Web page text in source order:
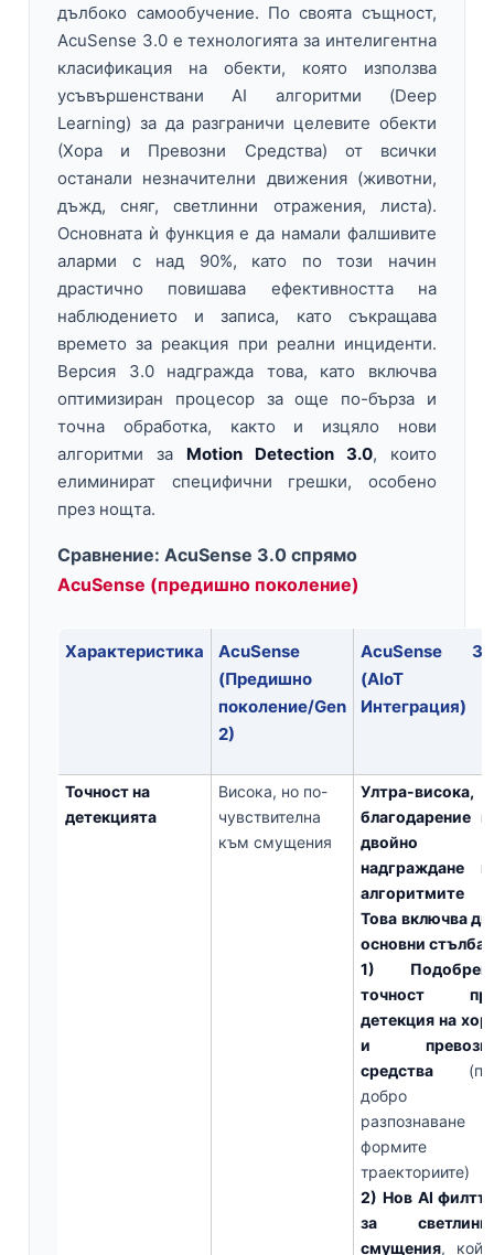
дълбоко самообучение. По своята същност,
AcuSense 3.0 е технологията за интелигентна
класификация на обекти, която използва
усъвършенствани AI алгоритми (Deep
Learning) за да разграничи целевите обекти
(Хора и Превозни Средства) от всички
останали незначителни движения (животни,
дъжд, сняг, светлинни отражения, листа).
Основната ѝ функция е да намали фалшивите
аларми с над 90%, като по този начин
драстично повишава ефективността на
наблюдението и записа, като съкращава
времето за реакция при реални инциденти.
Версия 3.0 надгражда това, като включва
оптимизиран процесор за още по-бърза и
точна обработка, както и изцяло нови
алгоритми за Motion Detection 3.0, които
елиминират специфични грешки, особено
през нощта.
Сравнение: AcuSense 3.0 спрямо
AcuSense (предишно поколение)
Характеристика
AcuSense
(Предишно
поколение/Gen
2)
AcuSense
(AIoT
Интеграция)
Точност на
детекцията
Висока, но по-
чувствителна
към смущения
Ултра-висока,
благодарение
двойно
надграждане
алгоритмите
Това включва
основни стълба:
1)
точност
детекция на
и
средства
добро
разпознаване
формите
траекториите)
2) Нов AI
за
смущения,